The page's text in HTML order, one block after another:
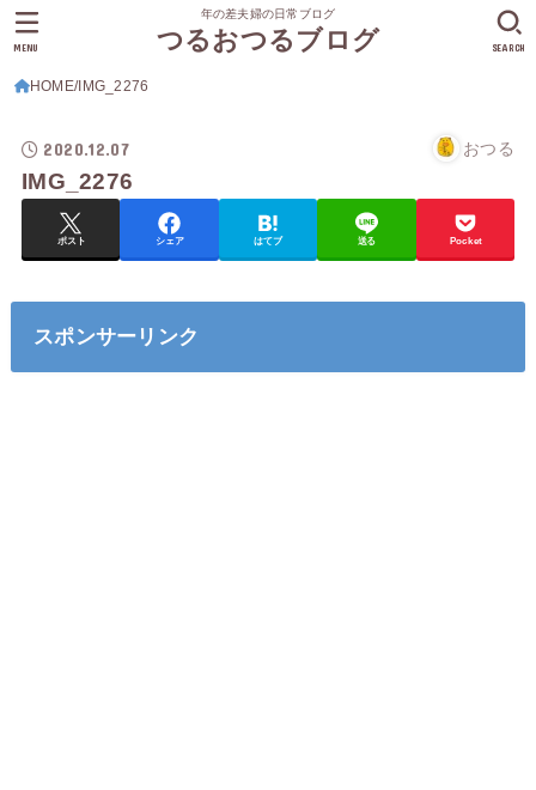
年の差夫婦の日常ブログ
つるおつるブログ SEARCH
MENU
HOME IMG_2276
2020.12.07 おつる
IMG_2276
ポスト シェア はてブ 送る Pocket
スポンサーリンク